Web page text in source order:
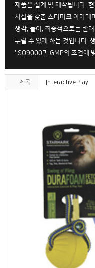
제품은 설계 및 제작됩니다.
시설을 갖춘 스타마크 아카데
생각, 놀이, 최종적으로는 반
누릴 수 있게 하는 것입니다.
'ISO9000과 GMP의 조건에
제목 Interactive Play